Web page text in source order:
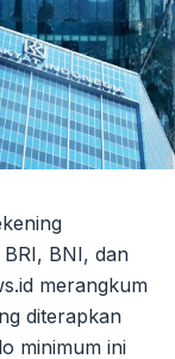
BNI, dan
merangkum
diterapkan
minimum ini